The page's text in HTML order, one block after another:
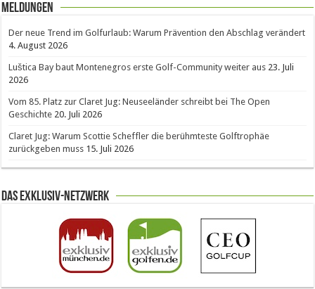
Meldungen
Der neue Trend im Golfurlaub: Warum Prävention den Abschlag verändert
4. August 2026
Luštica Bay baut Montenegros erste Golf-Community weiter aus 23. Juli
2026
Vom 85. Platz zur Claret Jug: Neuseeländer schreibt bei The Open
Geschichte 20. Juli 2026
Claret Jug: Warum Scottie Scheffler die berühmteste Golftrophäe
zurückgeben muss 15. Juli 2026
Das Exklusiv-Netzwerk